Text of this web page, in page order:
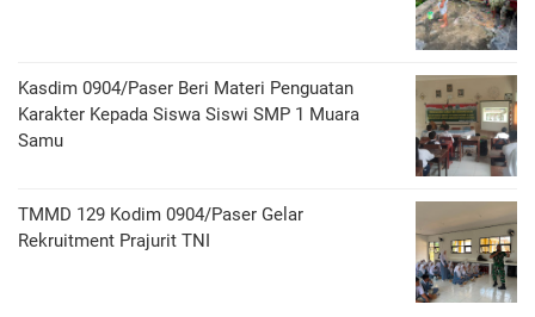
Kasdim 0904/Paser Beri Materi Penguatan
Karakter Kepada Siswa Siswi SMP 1 Muara
Samu
TMMD 129 Kodim 0904/Paser Gelar
Rekruitment Prajurit TNI